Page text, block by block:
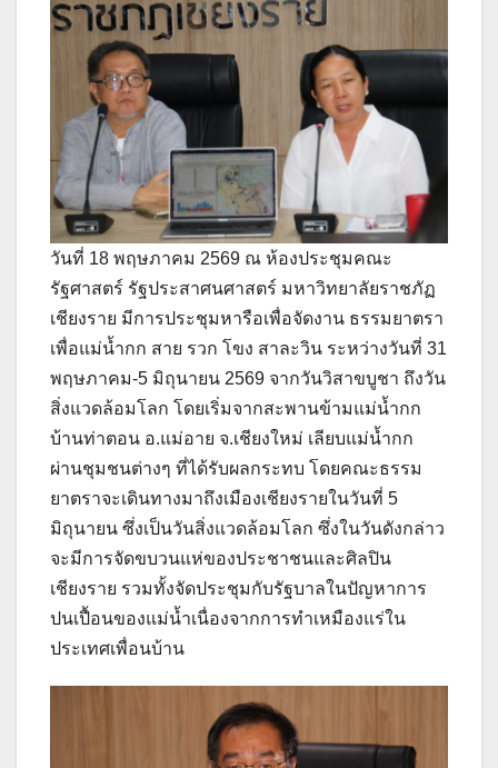
วันที่ 18 พฤษภาคม 2569 ณ ห้องประชุมคณะ
รัฐศาสตร์ รัฐประสาศนศาสตร์ มหาวิทยาลัยราชภัฏ
เชียงราย มีการประชุมหารือเพื่อจัดงาน ธรรมยาตรา
เพื่อแม่น้ำกก สาย รวก โขง สาละวิน ระหว่างวันที่ 31
พฤษภาคม-5 มิถุนายน 2569 จากวันวิสาขบูชา ถึงวัน
สิ่งแวดล้อมโลก โดยเริ่มจากสะพานข้ามแม่น้ำกก
บ้านท่าตอน อ.แม่อาย จ.เชียงใหม่ เลียบแม่น้ำกก
ผ่านชุมชนต่างๆ ที่ได้รับผลกระทบ โดยคณะธรรม
ยาตราจะเดินทางมาถึงเมืองเชียงรายในวันที่ 5
มิถุนายน ซึ่งเป็นวันสิ่งแวดล้อมโลก ซึ่งในวันดังกล่าว
จะมีการจัดขบวนแห่ของประชาชนและศิลปิน
เชียงราย รวมทั้งจัดประชุมกับรัฐบาลในปัญหาการ
ปนเปื้อนของแม่น้ำเนื่องจากการทำเหมืองแร่ใน
ประเทศเพื่อนบ้าน